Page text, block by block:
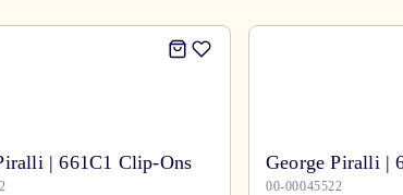
| 661C1 Clip-Ons George Piralli |
00-00045522